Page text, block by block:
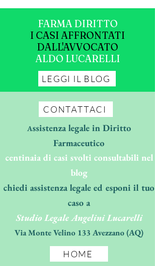
FARMA DIRITTO
I CASI AFFRONTATI
DALL'AVVOCATO
ALDO LUCARELLI
LEGGI IL BLOG
CONTATTACI
Assistenza legale in Diritto
Farmaceutico
centinaia di casi svolti consultabili nel
blog
chiedi assistenza legale ed esponi il tuo
caso a
Studio Legale Angelini Lucarelli
Via Monte Velino 133 Avezzano (AQ)
HOME